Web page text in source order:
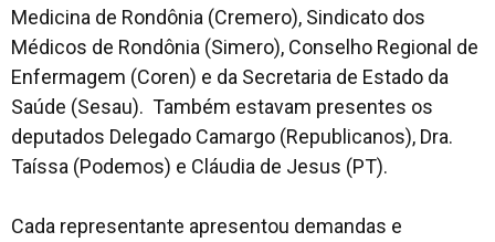
Medicina de Rondônia (Cremero), Sindicato dos
Médicos de Rondônia (Simero), Conselho Regional de
Enfermagem (Coren) e da Secretaria de Estado da
Saúde (Sesau). Também estavam presentes os
deputados Delegado Camargo (Republicanos), Dra.
Taíssa (Podemos) e Cláudia de Jesus (PT).
Cada representante apresentou demandas e